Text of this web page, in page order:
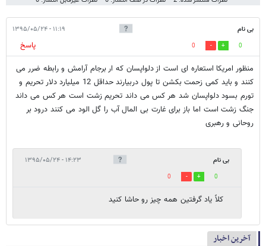
بی نام ۱۱:۱۹ - ۱۳۹۵/۰۵/۲۴
0
0
پاسخ
منظور امریکا استعاره ای است از دلواپسان که ار برجام آرامش و رابطه ضرر می
کنند و باید کمی زحمت بکشن تا پول دربیارند حداقل 12 میلیارد دلار تحریم و
تورم بسود دلواپسان شد هر کس می داند تحریم زشت است هر کس می داند
جنگ زشت است اما باز برای غارت بی المال آب را گل الود می کنند درود بر
روحانی و رهبری
بی نام ۱۴:۲۳ - ۱۳۹۵/۰۵/۲۴
0
0
کلاً یاد گرفتین همه چیز رو حاشا کنید
آخرین اخبار